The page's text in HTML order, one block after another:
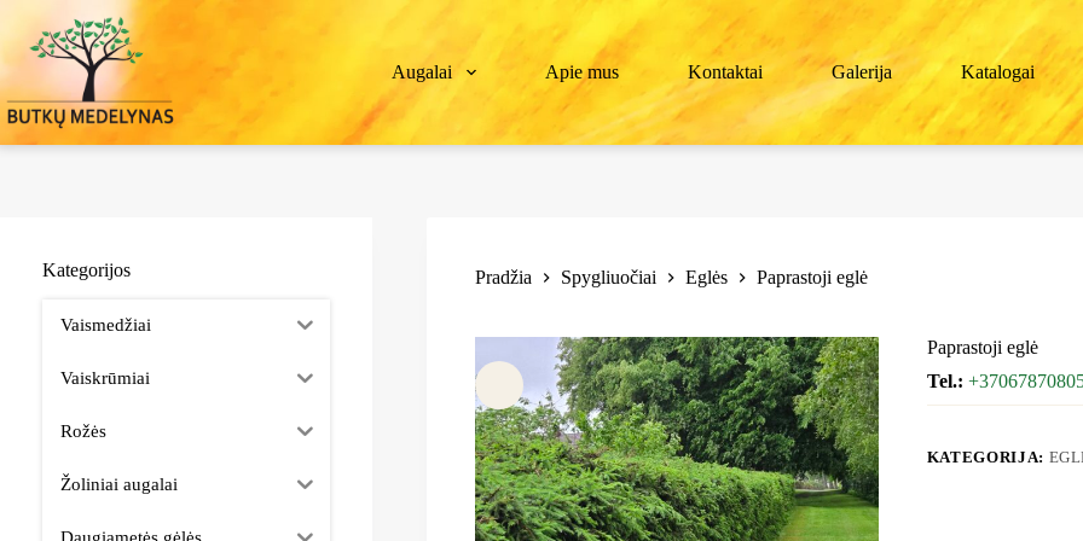
Augalai Apie mus Kontaktai Galerija Katalogai
Pradžia Spygliuočiai Eglės Paprastoji eglė
Paprastoji eglė
Tel.:
KATEGORIJA:
Kategorijos
Vaismedžiai
Vaiskrūmiai
Rožės
Žoliniai augalai